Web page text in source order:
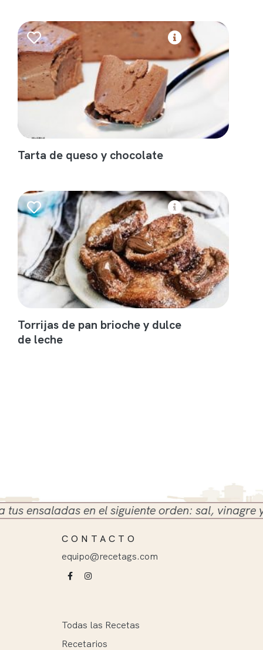
Tarta de queso y chocolate
Torrijas de pan brioche y dulce
de leche
en el siguiente orden: sal, vinagre y
CONTACTO
equipo@recetags.com
Todas las Recetas
Recetarios